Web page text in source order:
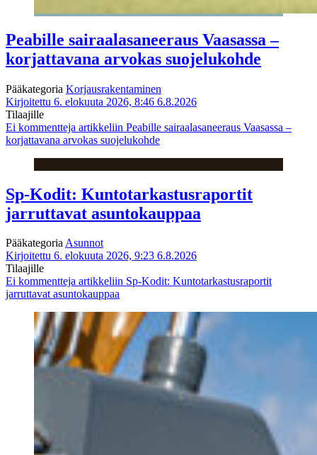
Peabille sairaalasaneeraus Vaasassa –
korjattavana arvokas suojelukohde
Pääkategoria Korjausrakentaminen
Kirjoitettu 6. elokuuta 2026, 8:46 6.8.2026
Tilaajille
Ei kommentteja artikkeliin Peabille sairaalasaneeraus Vaasassa –
korjattavana arvokas suojelukohde
Sp-Kodit: Kuntotarkastusraportit
jarruttavat asuntokauppaa
PääkategoriaAsunnot
Kirjoitettu 6. elokuuta 2026, 9:23 6.8.2026
Tilaajille
Ei kommentteja artikkeliin Sp-Kodit: Kuntotarkastusraportit
jarruttavat asuntokauppaa